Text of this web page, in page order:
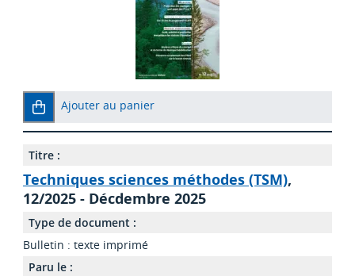
Ajouter au panier
Titre :
Techniques sciences méthodes (TSM),
12/2025 - Décdembre 2025
Type de document :
Bulletin : texte imprimé
Paru le :